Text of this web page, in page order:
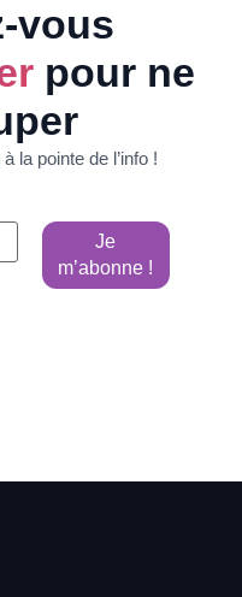
vous
pour ne
la pointe de l’info !